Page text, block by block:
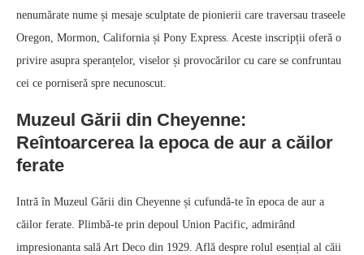
nenumărate nume și mesaje sculptate de pionierii care traversau traseele
Oregon, Mormon, California și Pony Express. Aceste inscripții oferă o
privire asupra speranțelor, viselor și provocărilor cu care se confruntau
cei ce porniseră spre necunoscut.
Muzeul Gării din Cheyenne:
Reîntoarcerea la epoca de aur a căilor
ferate
Intră în Muzeul Gării din Cheyenne și cufundă-te în epoca de aur a
căilor ferate. Plimbă-te prin depoul Union Pacific, admirând
impresionanta sală Art Deco din 1929. Află despre rolul esențial al căii